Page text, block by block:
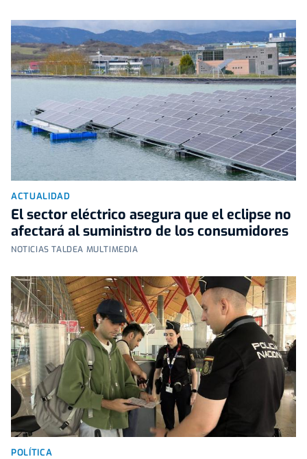
ACTUALIDAD
El sector eléctrico asegura que el eclipse no
afectará al suministro de los consumidores
NOTICIAS TALDEA MULTIMEDIA
POLÍTICA